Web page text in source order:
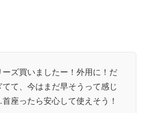
ーズ買いましたー！外用に！だ
て、今はまだ早そうって感じ
座ったら安心して使えそう！